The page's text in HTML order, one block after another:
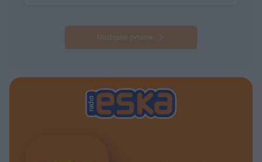
Następne pytanie